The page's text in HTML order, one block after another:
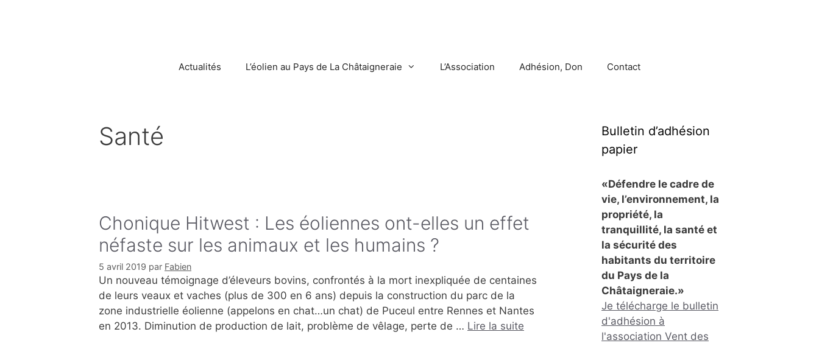
Actualités L’éolien au Pays de La Châtaigneraie L’Association Adhésion, Don Contact
Santé
Chonique Hitwest : Les éoliennes ont-elles un effet
néfaste sur les animaux et les humains ?
5 avril 2019 par Fabien
Un nouveau témoignage d’éleveurs bovins, confrontés à la mort inexpliquée de centaines
de leurs veaux et vaches (plus de 300 en 6 ans) depuis la construction du parc de la
zone industrielle éolienne (appelons en chat…un chat) de Puceul entre Rennes et Nantes
en 2013. Diminution de production de lait, problème de vêlage, perte de … Lire la suite
Bulletin d’adhésion
papier
«Défendre le cadre de
vie, l’environnement, la
propriété, la
tranquillité, la santé et
la sécurité des
habitants du territoire
du Pays de la
Châtaigneraie.»
Je télécharge le bulletin
d'adhésion à
l'association Vent des